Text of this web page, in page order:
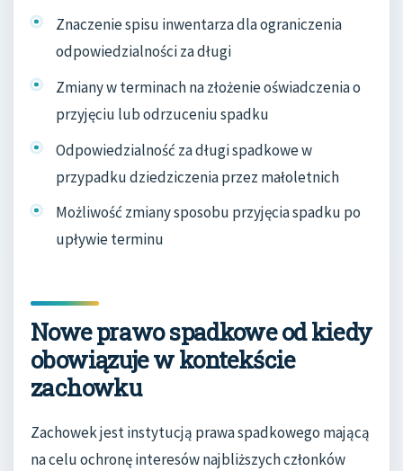
Znaczenie spisu inwentarza dla ograniczenia
odpowiedzialności za długi
Zmiany w terminach na złożenie oświadczenia o
przyjęciu lub odrzuceniu spadku
Odpowiedzialność za długi spadkowe w
przypadku dziedziczenia przez małoletnich
Możliwość zmiany sposobu przyjęcia spadku po
upływie terminu
Nowe prawo spadkowe od kiedy
obowiązuje w kontekście
zachowku
Zachowek jest instytucją prawa spadkowego mającą
na celu ochronę interesów najbliższych członków